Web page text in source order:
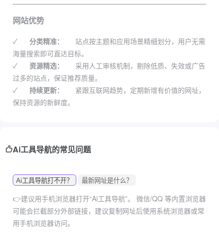
网站优势
✓ 分类精准：
站点按主题和应用场景精细划分，用户无需
海量搜索即可直达目标。
✓
资源精选：
采用人工审核机制，剔除低质、失效或广告
过多的站点，保证推荐质量。
✓
持续更新：
紧跟互联网趋势，定期新增有价值的网址，
保持资源的新鲜度。
Ai工具导航的常见问题
Ai工具导航打不开？ 最新网址是什么？
👉建议用手机浏览器打开“Ai工具导航”。
微信/QQ 等内置浏览器
可能会拦截部分外部链接，建议复制网址后使用系统浏览器或常
用手机浏览器访问。